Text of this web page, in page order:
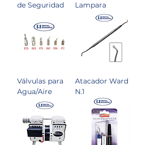
de Seguridad
Lampara
Válvulas para
Agua/Aire
Atacador Ward
N.1